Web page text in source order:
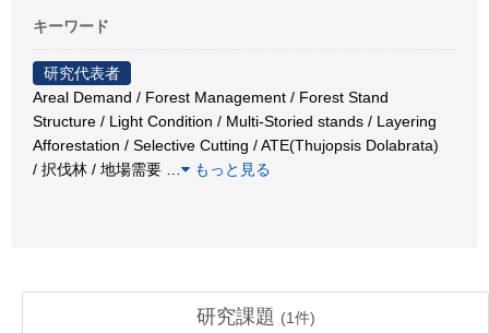
キーワード
研究代表者
Areal Demand / Forest Management / Forest Stand
Structure / Light Condition / Multi-Storied stands / Layering
Afforestation / Selective Cutting / ATE(Thujopsis Dolabrata)
/ 択伐林 / 地場需要
もっと見る
研究課題 (1件)